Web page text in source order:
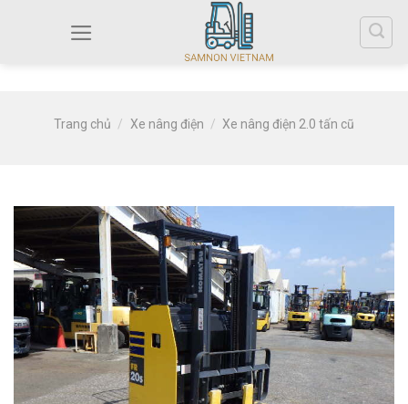
Trang chủ / Xe nâng điện / Xe nâng điện 2.0 tấn cũ